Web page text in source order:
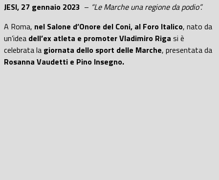
JESI, 27 gennaio 2023 – “Le Marche una regione da podio”.
A Roma, nel Salone d’Onore del Coni, al Foro Italico, nato da
un’idea dell’ex atleta e promoter Vladimiro Riga si è
celebrata la giornata dello sport delle Marche, presentata da
Rosanna Vaudetti e Pino Insegno.